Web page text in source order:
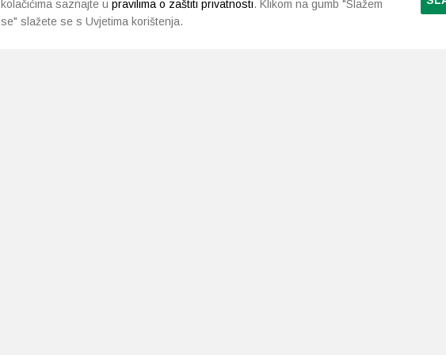
kolačićima saznajte u pravilima o zaštiti privatnosti. Klikom na gumb "Slažem
se" slažete se s Uvjetima korištenja.